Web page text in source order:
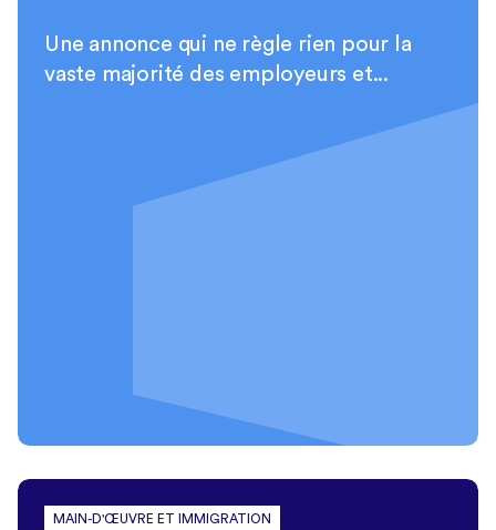
Une annonce qui ne règle rien pour la
vaste majorité des employeurs et...
MAIN-D'ŒUVRE ET IMMIGRATION